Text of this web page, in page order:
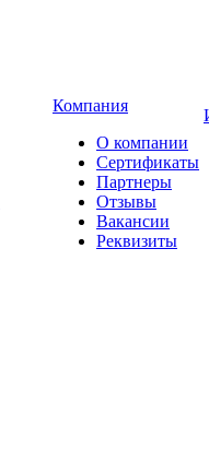
Компания
О компании
Сертификаты
Партнеры
Отзывы
Вакансии
Реквизиты